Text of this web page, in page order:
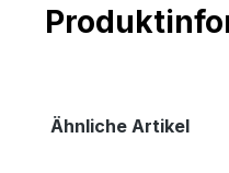
Produktgalerie
Ähnliche Artikel